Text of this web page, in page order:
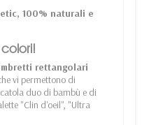
100% naturali e
rettangolari
vi permettono di
duo di bambù e di
"Clin d'oeil", "Ultra